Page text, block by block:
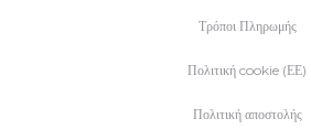
Τρόποι Πληρωμής
Πολιτική cookie (ΕΕ)
Πολιτική αποστολής